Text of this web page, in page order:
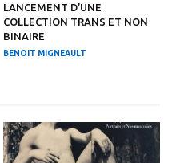
LANCEMENT D’UNE
COLLECTION TRANS ET NON
BINAIRE
BENOIT MIGNEAULT